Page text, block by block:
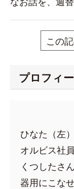
この
プロフィ
ひなた（左）
オルビス社
くつしたさ
器用にこな